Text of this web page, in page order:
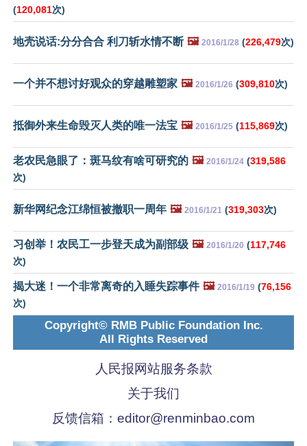
(120,081次)
地壳说话:分分合合 利刀斩水情不断 🖼️ 2016/1/28 (226,479次)
一个并不想讨好观众的穿越雕塑家 🖼️ 2016/1/26 (309,810次)
抵御外来生命毁灭人类的唯一法宝 🖼️ 2016/1/25 (115,869次)
老农民急眼了：斑马纹有啥可研究的 🖼️ 2016/1/24 (319,586
次)
新华网纪念江绵恒被撤职一周年 🖼️ 2016/1/21 (319,303次)
习创举！农民工一步登天成为副部级 🖼️ 2016/1/20 (117,746
次)
揭大迷！一个非常离奇的入睡失踪事件 🖼️ 2016/1/19 (76,156
次)
Copyright© RMB Public Foundation Inc.
All Rights Reserved
人民报网站服务条款
关于我们
反馈信箱： editor@renminbao.com